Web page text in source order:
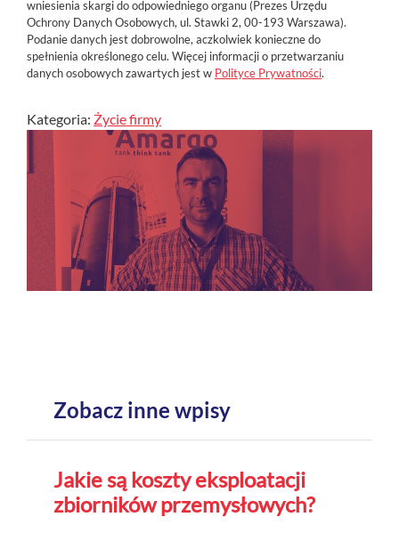
wniesienia skargi do odpowiedniego organu (Prezes Urzędu
Ochrony Danych Osobowych, ul. Stawki 2, 00-193 Warszawa).
Podanie danych jest dobrowolne, aczkolwiek konieczne do
spełnienia określonego celu. Więcej informacji o przetwarzaniu
danych osobowych zawartych jest w Polityce Prywatności.
Kategoria: Życie firmy
Zobacz inne wpisy
Jakie są koszty eksploatacji
zbiorników przemysłowych?